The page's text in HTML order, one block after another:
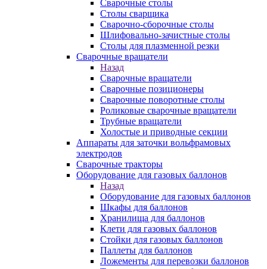
Сварочные столы
Столы сварщика
Сварочно-сборочные столы
Шлифовально-зачистные столы
Столы для плазменной резки
Сварочные вращатели
Назад
Сварочные вращатели
Сварочные позиционеры
Сварочные поворотные столы
Роликовые сварочные вращатели
Трубные вращатели
Холостые и приводные секции
Аппараты для заточки вольфрамовых
электродов
Сварочные тракторы
Оборудование для газовых баллонов
Назад
Оборудование для газовых баллонов
Шкафы для баллонов
Хранилища для баллонов
Клети для газовых баллонов
Стойки для газовых баллонов
Паллеты для баллонов
Ложементы для перевозки баллонов